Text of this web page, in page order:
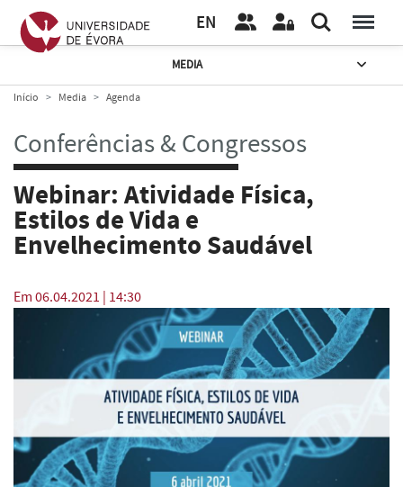
EN
MEDIA
Início Media Agenda
Conferências & Congressos
Webinar: Atividade Física,
Estilos de Vida e
Envelhecimento Saudável
Em 06.04.2021 | 14:30